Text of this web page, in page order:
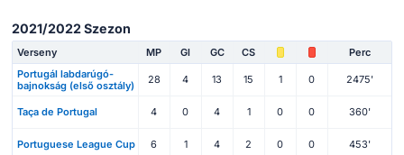
2021/2022 Szezon
Verseny MP Gl GC CS
Perc
Portugál labdarúgó-
bajnokság (első osztály)
28 4 13 15 1 0 2475'
Taça de Portugal 4 0 4 1 0 0 360'
Portuguese League Cup 6 1 4 2 0 0 453'